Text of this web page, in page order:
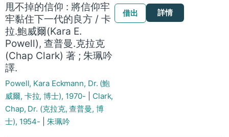
甩不掉的信仰 : 將信仰牢
牢黏住下一代的良方 / 卡
拉.鮑威爾(Kara E.
Powell), 查普曼.克拉克
(Chap Clark) 著 ; 朱珮吟
譯.
Powell, Kara Eckmann, Dr. (鮑
威爾, 卡拉, 博士), 1970-
Clark,
Chap, Dr. (克拉克, 查普曼, 博
士), 1954-
朱珮吟
借出 詳情